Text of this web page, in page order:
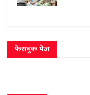
फेसबुक पेज